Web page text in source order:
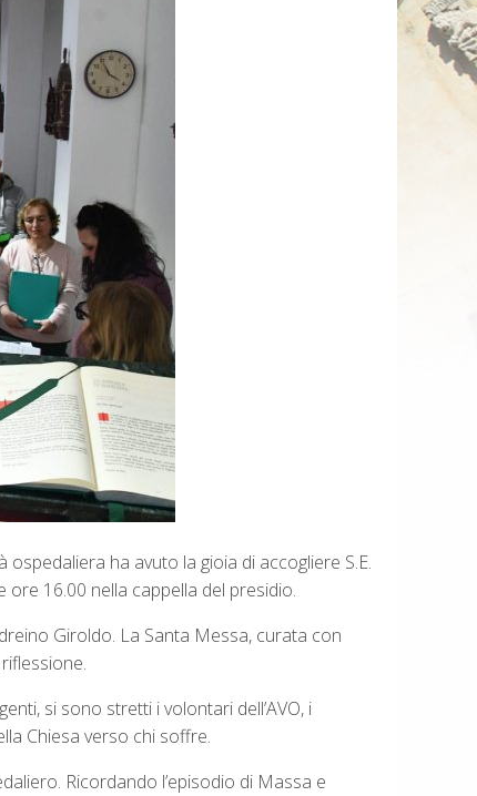
ha avuto la gioia di accogliere S.E.
16.00 nella cappella del presidio.
Giroldo. La Santa Messa, curata con
si sono stretti i volontari dell’AVO, i
Chiesa verso chi soffre.
Ricordando l’episodio di Massa e